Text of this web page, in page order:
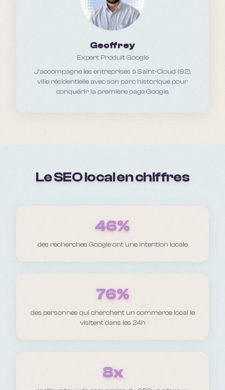
Geoffrey
Expert Produit Google
J'accompagne les entreprises à Saint-Cloud (92),
ville résidentielle avec son parc historique pour
conquérir la première page Google.
Le SEO local en chiffres
46%
des recherches Google ont une intention locale
76%
des personnes qui cherchent un commerce local le
visitent dans les 24h
8x